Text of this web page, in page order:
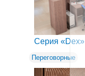
Серия «Dex»
Переговорные